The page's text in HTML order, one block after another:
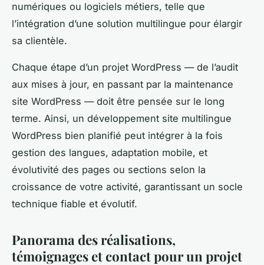
numériques ou logiciels métiers, telle que
l’intégration d’une solution multilingue pour élargir
sa clientèle.
Chaque étape d’un projet WordPress — de l’audit
aux mises à jour, en passant par la maintenance
site WordPress — doit être pensée sur le long
terme. Ainsi, un développement site multilingue
WordPress bien planifié peut intégrer à la fois
gestion des langues, adaptation mobile, et
évolutivité des pages ou sections selon la
croissance de votre activité, garantissant un socle
technique fiable et évolutif.
Panorama des réalisations,
témoignages et contact pour un projet